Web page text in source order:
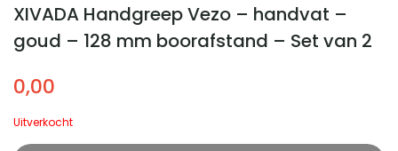
XIVADA Handgreep Vezo – handvat –
goud – 128 mm boorafstand – Set van 2
0,00
Uitverkocht